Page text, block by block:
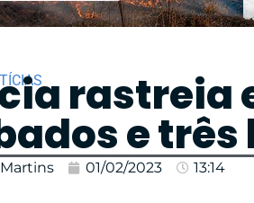
rastreia
e
01/02/2023 13:14